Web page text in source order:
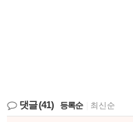
댓글(41) 등록순 최신순